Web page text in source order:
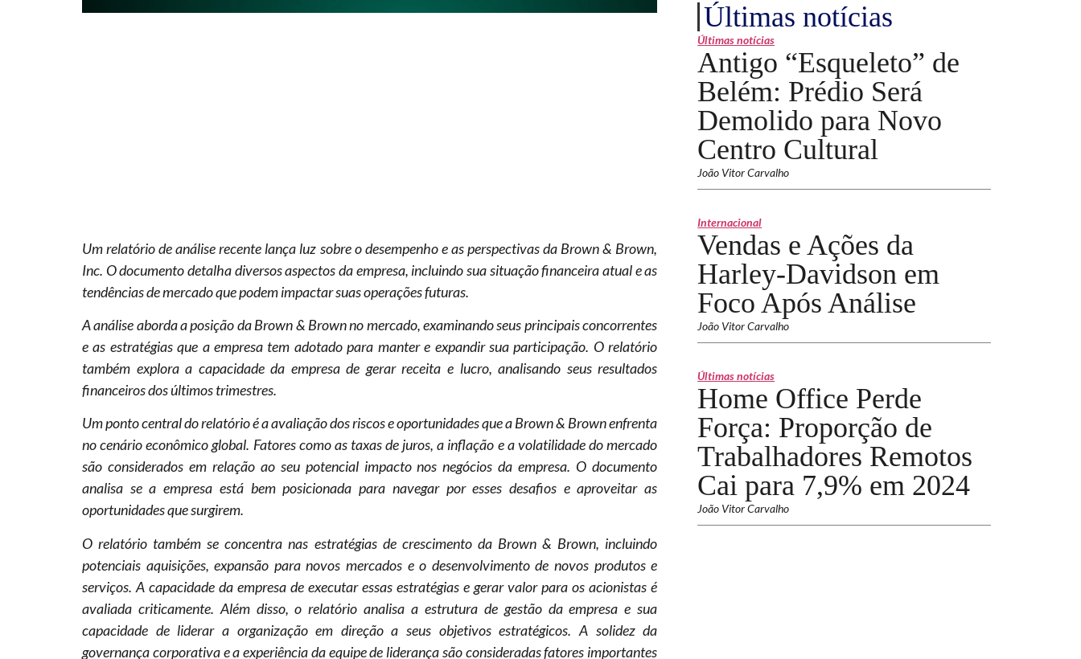
Um relatório de análise recente lança luz sobre o desempenho e as perspectivas da Brown & Brown,
Inc. O documento detalha diversos aspectos da empresa, incluindo sua situação financeira atual e as
tendências de mercado que podem impactar suas operações futuras.
A análise aborda a posição da Brown & Brown no mercado, examinando seus principais concorrentes
e as estratégias que a empresa tem adotado para manter e expandir sua participação. O relatório
também explora a capacidade da empresa de gerar receita e lucro, analisando seus resultados
financeiros dos últimos trimestres.
Um ponto central do relatório é a avaliação dos riscos e oportunidades que a Brown & Brown enfrenta
no cenário econômico global. Fatores como as taxas de juros, a inflação e a volatilidade do mercado
são considerados em relação ao seu potencial impacto nos negócios da empresa. O documento
analisa se a empresa está bem posicionada para navegar por esses desafios e aproveitar as
oportunidades que surgirem.
O relatório também se concentra nas estratégias de crescimento da Brown & Brown, incluindo
potenciais aquisições, expansão para novos mercados e o desenvolvimento de novos produtos e
serviços. A capacidade da empresa de executar essas estratégias e gerar valor para os acionistas é
avaliada criticamente. Além disso, o relatório analisa a estrutura de gestão da empresa e sua
capacidade de liderar a organização em direção a seus objetivos estratégicos. A solidez da
governança corporativa e a experiência da equipe de liderança são consideradas fatores importantes
Últimas notícias
Últimas notícias
Antigo “Esqueleto” de
Belém: Prédio Será
Demolido para Novo
Centro Cultural
João Vitor Carvalho
Internacional
Vendas e Ações da
Harley-Davidson em
Foco Após Análise
João Vitor Carvalho
Últimas notícias
Home Office Perde
Força: Proporção de
Trabalhadores Remotos
Cai para 7,9% em 2024
João Vitor Carvalho